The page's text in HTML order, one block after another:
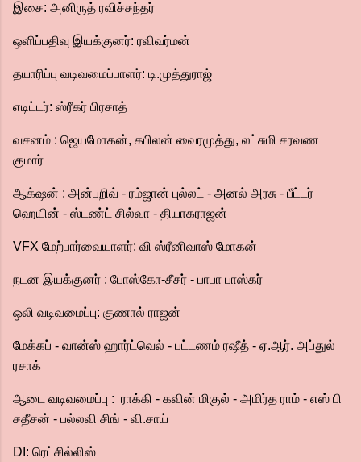
இசை: அனிருத் ரவிச்சந்தர்
ஒளிப்பதிவு இயக்குனர்: ரவிவர்மன்
தயாரிப்பு வடிவமைப்பாளர்: டி.முத்துராஜ்
எடிட்டர்: ஸ்ரீகர் பிரசாத்
வசனம் : ஜெயமோகன், கபிலன் வைரமுத்து, லட்சுமி சரவண
குமார்
ஆக்‌ஷன் : அன்பறிவ் - ரம்ஜான் புல்லட் - அனல் அரசு - பீட்டர்
ஹெயின் - ஸ்டண்ட் சில்வா - தியாகராஜன்
VFX மேற்பார்வையாளர்: வி ஸ்ரீனிவாஸ் மோகன்
நடன இயக்குனர் : போஸ்கோ-சீசர் - பாபா பாஸ்கர்
ஒலி வடிவமைப்பு: குணால் ராஜன்
மேக்கப் - வான்ஸ் ஹார்ட்வெல் - பட்டணம் ரஷீத் - ஏ.ஆர். அப்துல்
ரசாக்
ஆடை வடிவமைப்பு : ராக்கி - கவின் மிகுல் - அமிர்த ராம் - எஸ் பி
சதீசன் - பல்லவி சிங் - வி.சாய்
DI: ரெட்சில்லிஸ்